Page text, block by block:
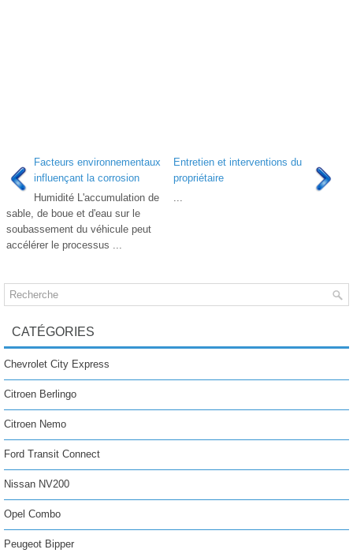
Facteurs environnementaux
influençant la corrosion
Humidité L'accumulation de
sable, de boue et d'eau sur le
soubassement du véhicule peut
accélérer le processus ...
Entretien et interventions du
propriétaire
...
CATÉGORIES
Chevrolet City Express
Citroen Berlingo
Citroen Nemo
Ford Transit Connect
Nissan NV200
Opel Combo
Peugeot Bipper